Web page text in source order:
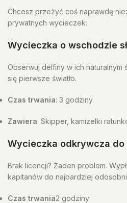
Chcesz przeżyć coś naprawdę
prywatnych wycieczek:
Wycieczka o wschodzie
Obserwuj delfiny w ich
się pierwsze światło.
Czas trwania: 3 godziny
Zawiera: Skipper, kamizelki
Wycieczka odkrywcza
Brak licencji? Żaden problem.
kapitanów do najbardziej
Czas trwania2 godziny